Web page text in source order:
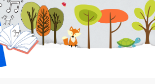
דילוג
לתוכן